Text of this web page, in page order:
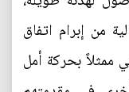
من إبرام اتفاق
بحركة أمل